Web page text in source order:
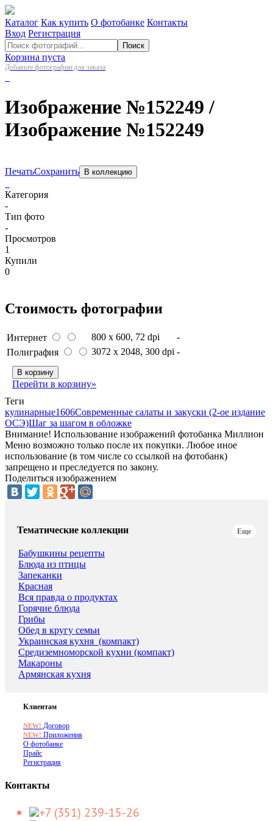
Каталог Как купить О фотобанке Контакты
Вход Регистрация
Поиск
Корзина пуста
Добавьте фотографии для заказа
Изображение №152249/
Изображение №152249
ПечатьСохранить В коллекцию
Категория
-
Тип фото
-
Просмотров
1
Купили
0
Стоимость фотографии
Интернет 800 x 600, 72 dpi
-
Полиграфия
3072 x 2048, 300 dpi -
В корзину
Перейти в корзину»
Теги
кулинарные1606Современные салаты и закуски (2-ое издание
ОСЭ)Шаг за шагом в обложке
Внимание! Использование изображений фотобанка Миллион
Меню возможно только после их покупки. Любое иное
использование (в том числе со ссылкой на фотобанк)
запрещено и преследуется по закону.
Поделиться изображением
Тематические коллекции Еще
Бабушкины рецепты
Блюда из птицы
Запеканки
Красная
Вся правда о продуктах
Горячие блюда
Грибы
Обед в кругу семьи
Украинская кухня_(компакт)
Средиземноморской кухни (компакт)
Макароны
Армянская кухня
Клиентам
NEW! Договор
NEW! Приложения
О фотобанке
Прайс
Регистрация
Контакты
+7 (351) 239-15-26